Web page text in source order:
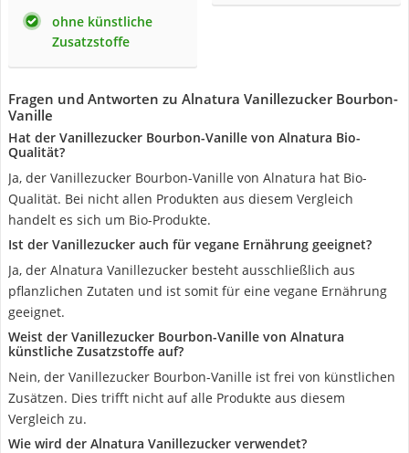
ohne künstliche
Zusatzstoffe
Fragen und Antworten zu Alnatura Vanillezucker Bourbon-
Vanille
Hat der Vanillezucker Bourbon-Vanille von Alnatura Bio-
Qualität?
Ja, der Vanillezucker Bourbon-Vanille von Alnatura hat Bio-
Qualität. Bei nicht allen Produkten aus diesem Vergleich
handelt es sich um Bio-Produkte.
Ist der Vanillezucker auch für vegane Ernährung geeignet?
Ja, der Alnatura Vanillezucker besteht ausschließlich aus
pflanzlichen Zutaten und ist somit für eine vegane Ernährung
geeignet.
Weist der Vanillezucker Bourbon-Vanille von Alnatura
künstliche Zusatzstoffe auf?
Nein, der Vanillezucker Bourbon-Vanille ist frei von künstlichen
Zusätzen. Dies trifft nicht auf alle Produkte aus diesem
Vergleich zu.
Wie wird der Alnatura Vanillezucker verwendet?